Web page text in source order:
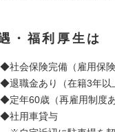
・福利厚生は
◆社会保険完備（雇用保
◆退職金あり（在籍3年以
◆定年60歳（再雇用制度あ
◆社用車貸与